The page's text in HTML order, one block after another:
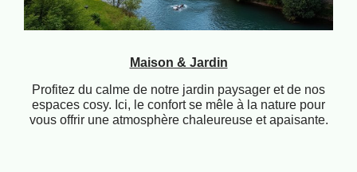
Maison & Jardin
Profitez du calme de notre jardin paysager et de nos
espaces cosy. Ici, le confort se mêle à la nature pour
vous offrir une atmosphère chaleureuse et apaisante.